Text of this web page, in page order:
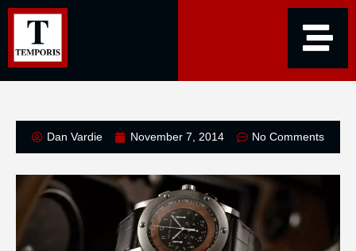
Dan Vardie November 7, 2014 No Comments